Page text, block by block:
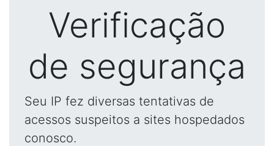
Verificação
de segurança
Seu IP fez diversas tentativas de
acessos suspeitos a sites hospedados
conosco.